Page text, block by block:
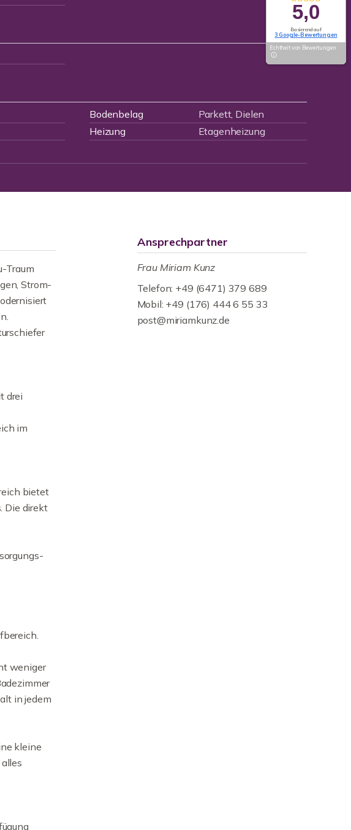
Bodenbelag
Parkett, Dielen
Heizung
Etagenheizung
Traum
Strom-
drei
im
bietet
Die direkt
weniger
in jedem
kleine
Ansprechpartner
Frau Miriam Kunz
Telefon: +49 (6471) 379 689
Mobil: +49 (176) 444 6 55 33
post@miriamkunz.de
5,0
Basierend auf
3 Google-Bewertungen
Echtheit von Bewertungen